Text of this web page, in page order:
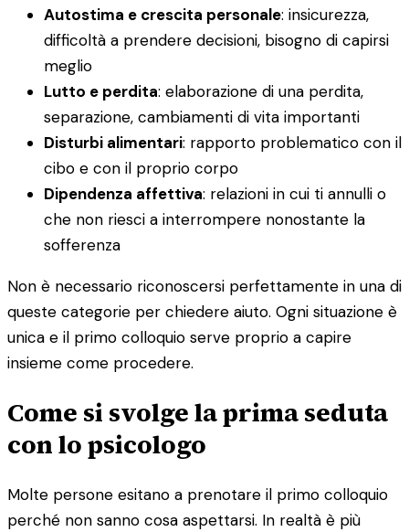
Autostima e crescita personale: insicurezza,
difficoltà a prendere decisioni, bisogno di capirsi
meglio
Lutto e perdita: elaborazione di una perdita,
separazione, cambiamenti di vita importanti
Disturbi alimentari: rapporto problematico con il
cibo e con il proprio corpo
Dipendenza affettiva: relazioni in cui ti annulli o
che non riesci a interrompere nonostante la
sofferenza
Non è necessario riconoscersi perfettamente in una di
queste categorie per chiedere aiuto. Ogni situazione è
unica e il primo colloquio serve proprio a capire
insieme come procedere.
Come si svolge la prima seduta
con lo psicologo
Molte persone esitano a prenotare il primo colloquio
perché non sanno cosa aspettarsi. In realtà è più